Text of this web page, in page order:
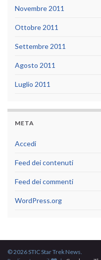
Novembre 2011
Ottobre 2011
Settembre 2011
Agosto 2011
Luglio 2011
META
Accedi
Feed dei contenuti
Feed dei commenti
WordPress.org
© 2026 STIC Star Trek News.